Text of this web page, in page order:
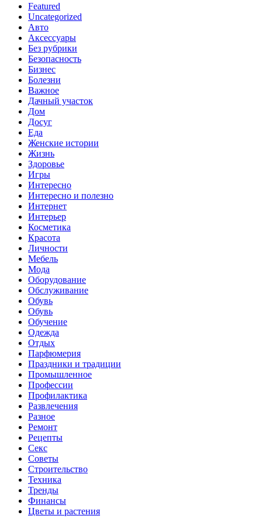
Featured
Uncategorized
Авто
Аксессуары
Без рубрики
Безопасность
Бизнес
Болезни
Важное
Дачный участок
Дом
Досуг
Еда
Женские истории
Жизнь
Здоровье
Игры
Интересно
Интересно и полезно
Интернет
Интерьер
Косметика
Красота
Личности
Мебель
Мода
Оборудование
Обслуживание
Обувь
Обувь
Обучение
Одежда
Отдых
Парфюмерия
Праздники и традиции
Промышленное
Профессии
Профилактика
Развлечения
Разное
Ремонт
Рецепты
Секс
Советы
Строительство
Техника
Тренды
Финансы
Цветы и растения